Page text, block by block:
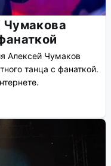
Чумакова
Алексей Чумаков
танца с фанаткой.